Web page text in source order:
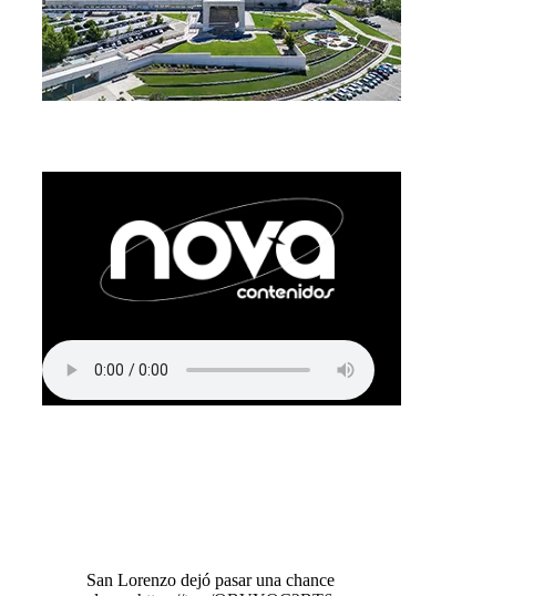
San Lorenzo dejó pasar una chance